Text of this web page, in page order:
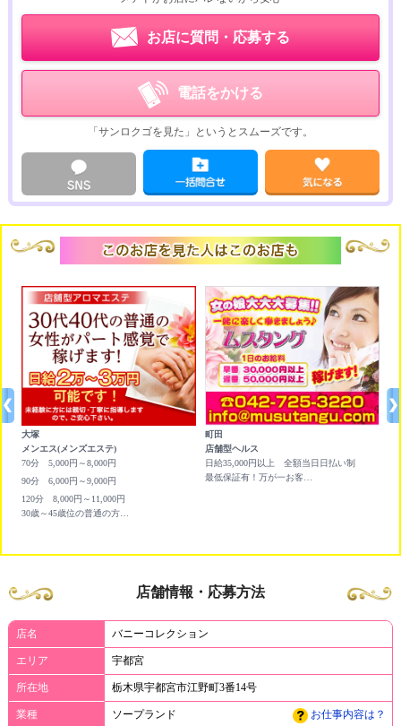
お店に質問・応募する
電話をかける
「サンロクゴを見た」というとスムーズです。
大塚
メンエス(メンズエステ)
70分 5,000円～8,000円
90分 6,000円～9,000円
120分 8,000円～11,000円
町田
店舗型ヘルス
日給35,000円以上 全額当日日払い制
店舗情報・応募方法
店名 バニーコレクション
エリア 宇都宮
所在地 栃木県宇都宮市江野町3番14号
業種 ソープランド お仕事内容は？